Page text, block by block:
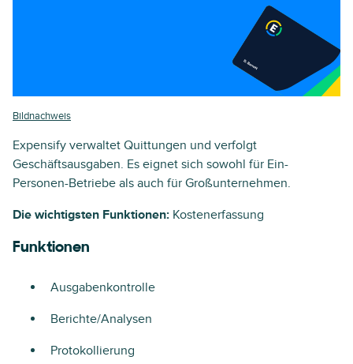
Bildnachweis
Expensify verwaltet Quittungen und verfolgt
Geschäftsausgaben. Es eignet sich sowohl für Ein-
Personen-Betriebe als auch für Großunternehmen.
Die wichtigsten Funktionen: Kostenerfassung
Funktionen
Ausgabenkontrolle
Berichte/Analysen
Protokollierung